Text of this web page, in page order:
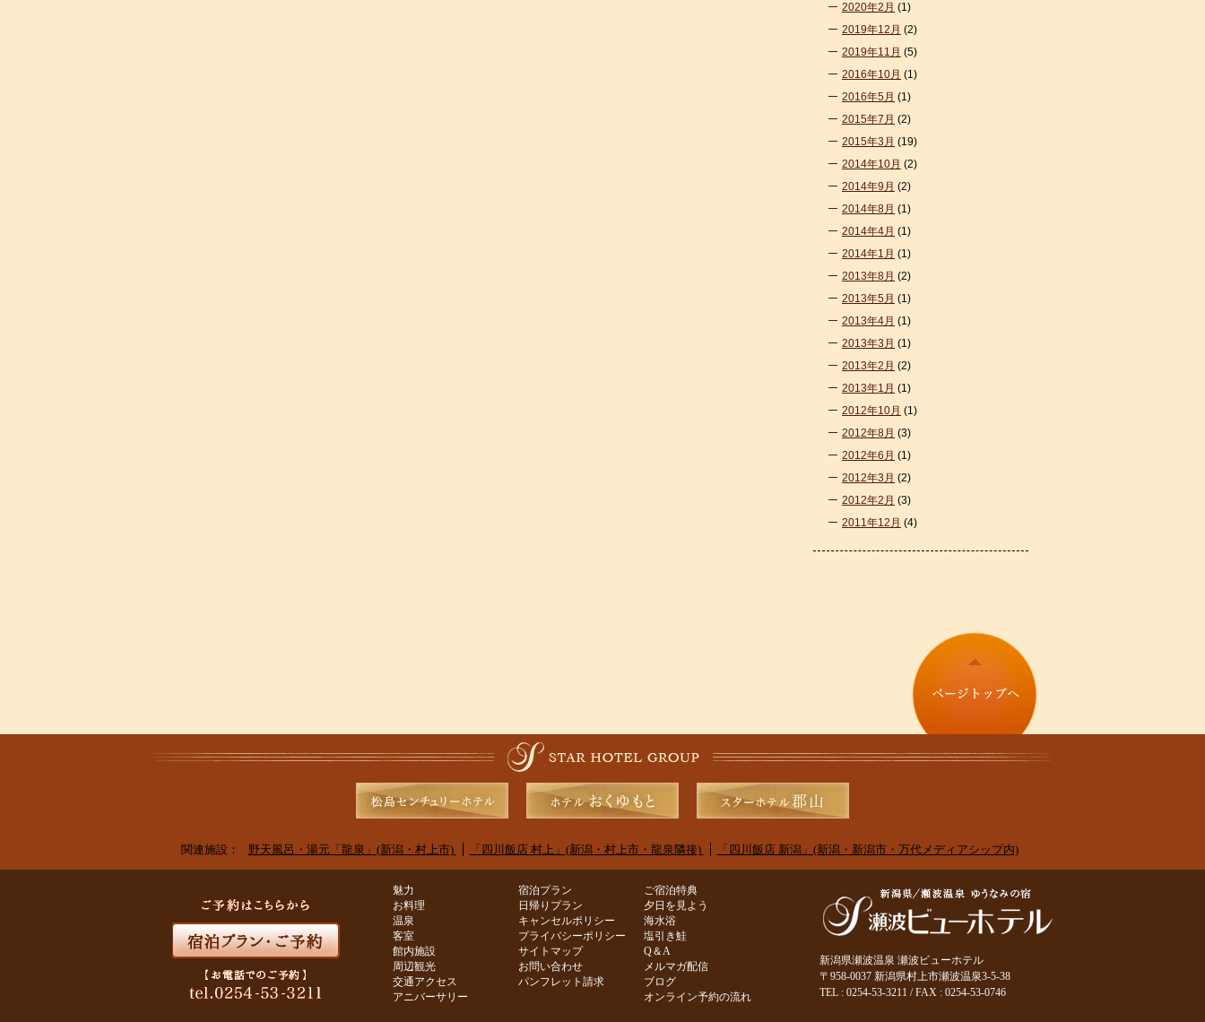
2020年2月 (1)
2019年12月 (2)
2019年11月 (5)
2016年10月 (1)
2016年5月 (1)
2015年7月 (2)
2015年3月 (19)
2014年10月 (2)
2014年9月 (2)
2014年8月 (1)
2014年4月 (1)
2014年1月 (1)
2013年8月 (2)
2013年5月 (1)
2013年4月 (1)
2013年3月 (1)
2013年2月 (2)
2013年1月 (1)
2012年10月 (1)
2012年8月 (3)
2012年6月 (1)
2012年3月 (2)
2012年2月 (3)
2011年12月 (4)
関連施設： 野天風呂・湯元「龍泉」(新潟・村上市) 「四川飯店 村上」(新潟・村上市・龍泉隣接) 「四川飯店 新潟」(新潟・新潟市・万代メディアシップ内)
魅力
お料理
温泉
客室
館内施設
周辺観光
交通アクセス
アニバーサリー
宿泊プラン
日帰りプラン
キャンセルポリシー
プライバシーポリシー
サイトマップ
お問い合わせ
パンフレット請求
ご宿泊特典
夕日を見よう
海水浴
塩引き鮭
Q＆A
メルマガ配信
ブログ
オンライン予約の流れ
新潟県瀬波温泉 瀬波ビューホテル
〒958-0037 新潟県村上市瀬波温泉3-5-38
TEL : 0254-53-3211 / FAX : 0254-53-0746